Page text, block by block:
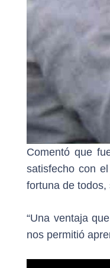
Comentó que
satisfecho con
fortuna de
“Una ventaja
nos permitió